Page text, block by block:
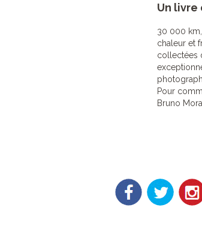
Un
30 000
chaleur et
collectées
Pour
Bruno